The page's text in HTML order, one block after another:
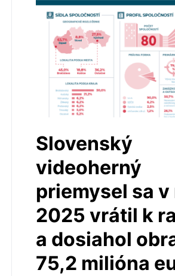
Slovenský
videoherný
priemysel sa v
2025 vrátil k
a dosiahol
75,2 milióna